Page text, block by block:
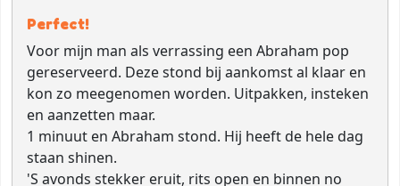
Perfect!
Voor mijn man als verrassing een Abraham pop
gereserveerd. Deze stond bij aankomst al klaar en
kon zo meegenomen worden. Uitpakken, insteken
en aanzetten maar.
1 minuut en Abraham stond. Hij heeft de hele dag
staan shinen.
'S avonds stekker eruit, rits open en binnen no